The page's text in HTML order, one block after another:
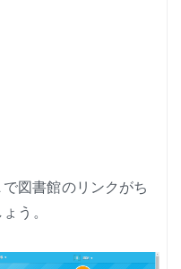
図書館のリンクがち
う。